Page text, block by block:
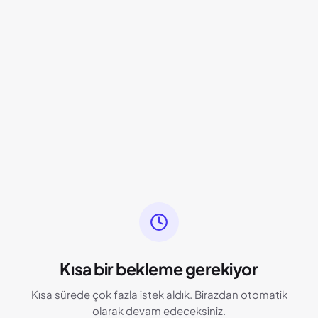
Kısa bir bekleme gerekiyor
Kısa sürede çok fazla istek aldık. Birazdan otomatik
olarak devam edeceksiniz.